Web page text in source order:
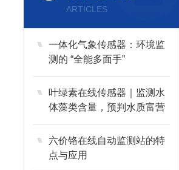
ARTICLES
一体化气象传感器：环境监
测的 “全能多面手”
叶绿素在线传感器｜监测水
体藻类含量，预判水质富营
养化趋势
六价铬在线自动监测站的特
点与应用